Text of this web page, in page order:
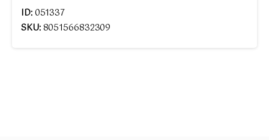
ID:051337
SKU:8051566832309